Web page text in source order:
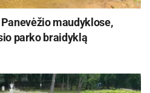
maudyklose,
parko braidyklą